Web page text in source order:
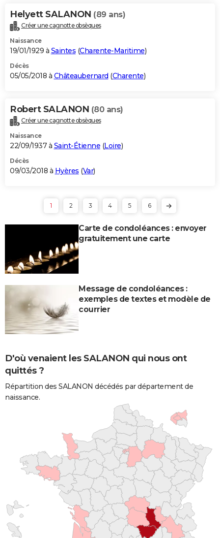
Helyett SALANON (89 ans)
Créer une cagnotte obsèques
Naissance
19/01/1929 à Saintes (Charente-Maritime)
Décès
05/05/2018 à Châteaubernard (Charente)
Robert SALANON (80 ans)
Créer une cagnotte obsèques
Naissance
22/09/1937 à Saint-Étienne (Loire)
Décès
09/03/2018 à Hyères (Var)
1 2 3 4 5 6
Carte de condoléances : envoyer
gratuitement une carte
Message de condoléances :
exemples de textes et modèle de
courrier
D'où venaient les SALANON qui nous ont
quittés ?
Répartition des SALANON décédés par département de
naissance.